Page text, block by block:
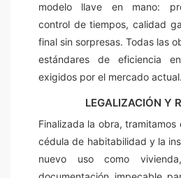
modelo llave en mano:
control de tiempos, calidad
final sin sorpresas. Todas las
estándares de eficiencia
exigidos por el mercado actual.
LEGALIZACIÓN Y
Finalizada la obra,
cédula de habitabilidad y la
nuevo uso como